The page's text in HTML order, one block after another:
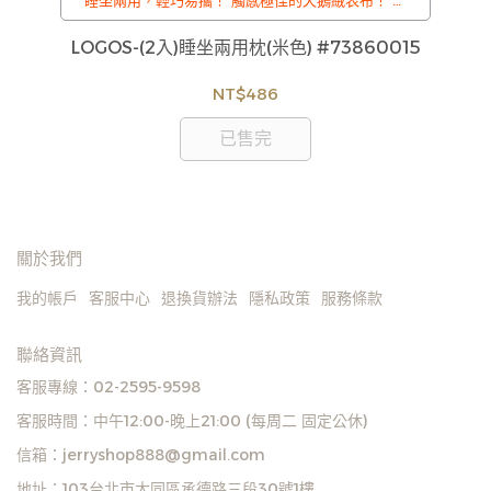
折可當成枕頭，展開可當成坐墊
LOGOS-(2入)睡坐兩用枕(米色) #73860015
NT$486
已售完
關於我們
我的帳戶 客服中心 退換貨辦法 隱私政策 服務條款
聯絡資訊
客服專線：02-2595-9598
客服時間：中午12:00-晚上21:00 (每周二 固定公休)
信箱：jerryshop888@gmail.com